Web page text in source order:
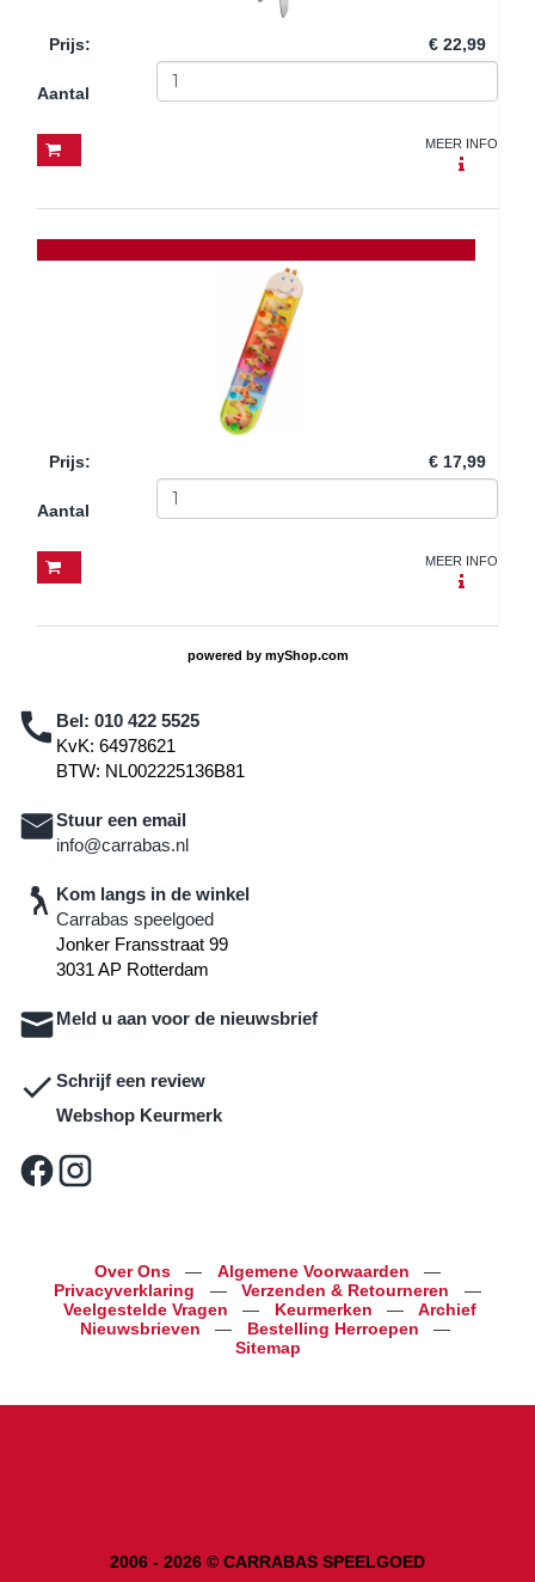
Prijs: € 22,99
Aantal
MEER INFO
Prijs: € 17,99
Aantal
MEER INFO
powered by myShop.com
Bel: 010 422 5525
KvK: 64978621
BTW: NL002225136B81
Stuur een email
info@carrabas.nl
Kom langs in de winkel
Carrabas speelgoed
Jonker Fransstraat 99
3031 AP Rotterdam
Meld u aan voor de nieuwsbrief
Schrijf een review
Webshop Keurmerk
Over Ons — Algemene Voorwaarden
—
Privacyverklaring
— Verzenden & Retourneren
—
Veelgestelde Vragen
— Keurmerken —
Archief
Nieuwsbrieven
— Bestelling Herroepen
—
Sitemap
2006 - 2026 © CARRABAS SPEELGOED